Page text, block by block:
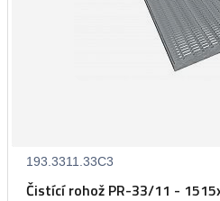
193.3311.33C3
Čistící rohož PR-33/11 -